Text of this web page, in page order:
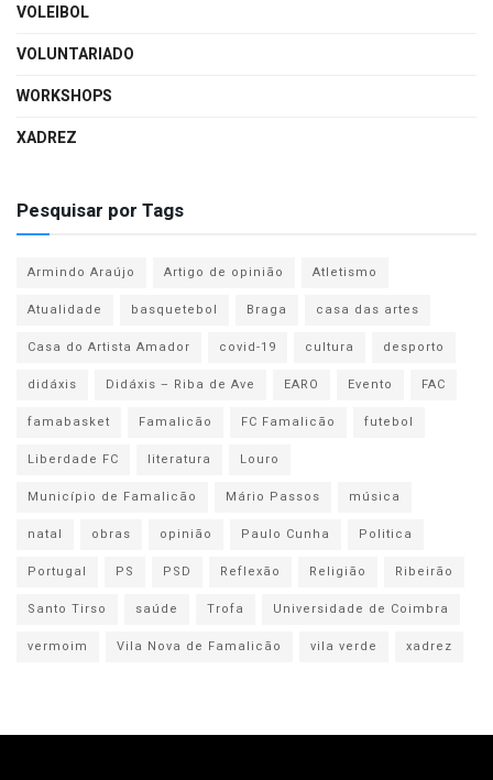
VOLEIBOL
VOLUNTARIADO
WORKSHOPS
XADREZ
Pesquisar por Tags
Armindo Araújo Artigo de opinião
Atletismo
Atualidade
basquetebol Braga
casa das artes
Casa do Artista Amador
covid-19 cultura
desporto
didáxis
Didáxis – Riba de Ave EARO Evento
FAC
famabasket
Famalicão FC Famalicão
futebol
Liberdade FC
literatura
Louro
Município de Famalicão
Mário Passos
música
natal
obras opinião Paulo Cunha
Politica
Portugal
PS PSD Reflexão Religião
Ribeirão
Santo Tirso
saúde Trofa
Universidade de Coimbra
vermoim
Vila Nova de Famalicão vila verde xadrez